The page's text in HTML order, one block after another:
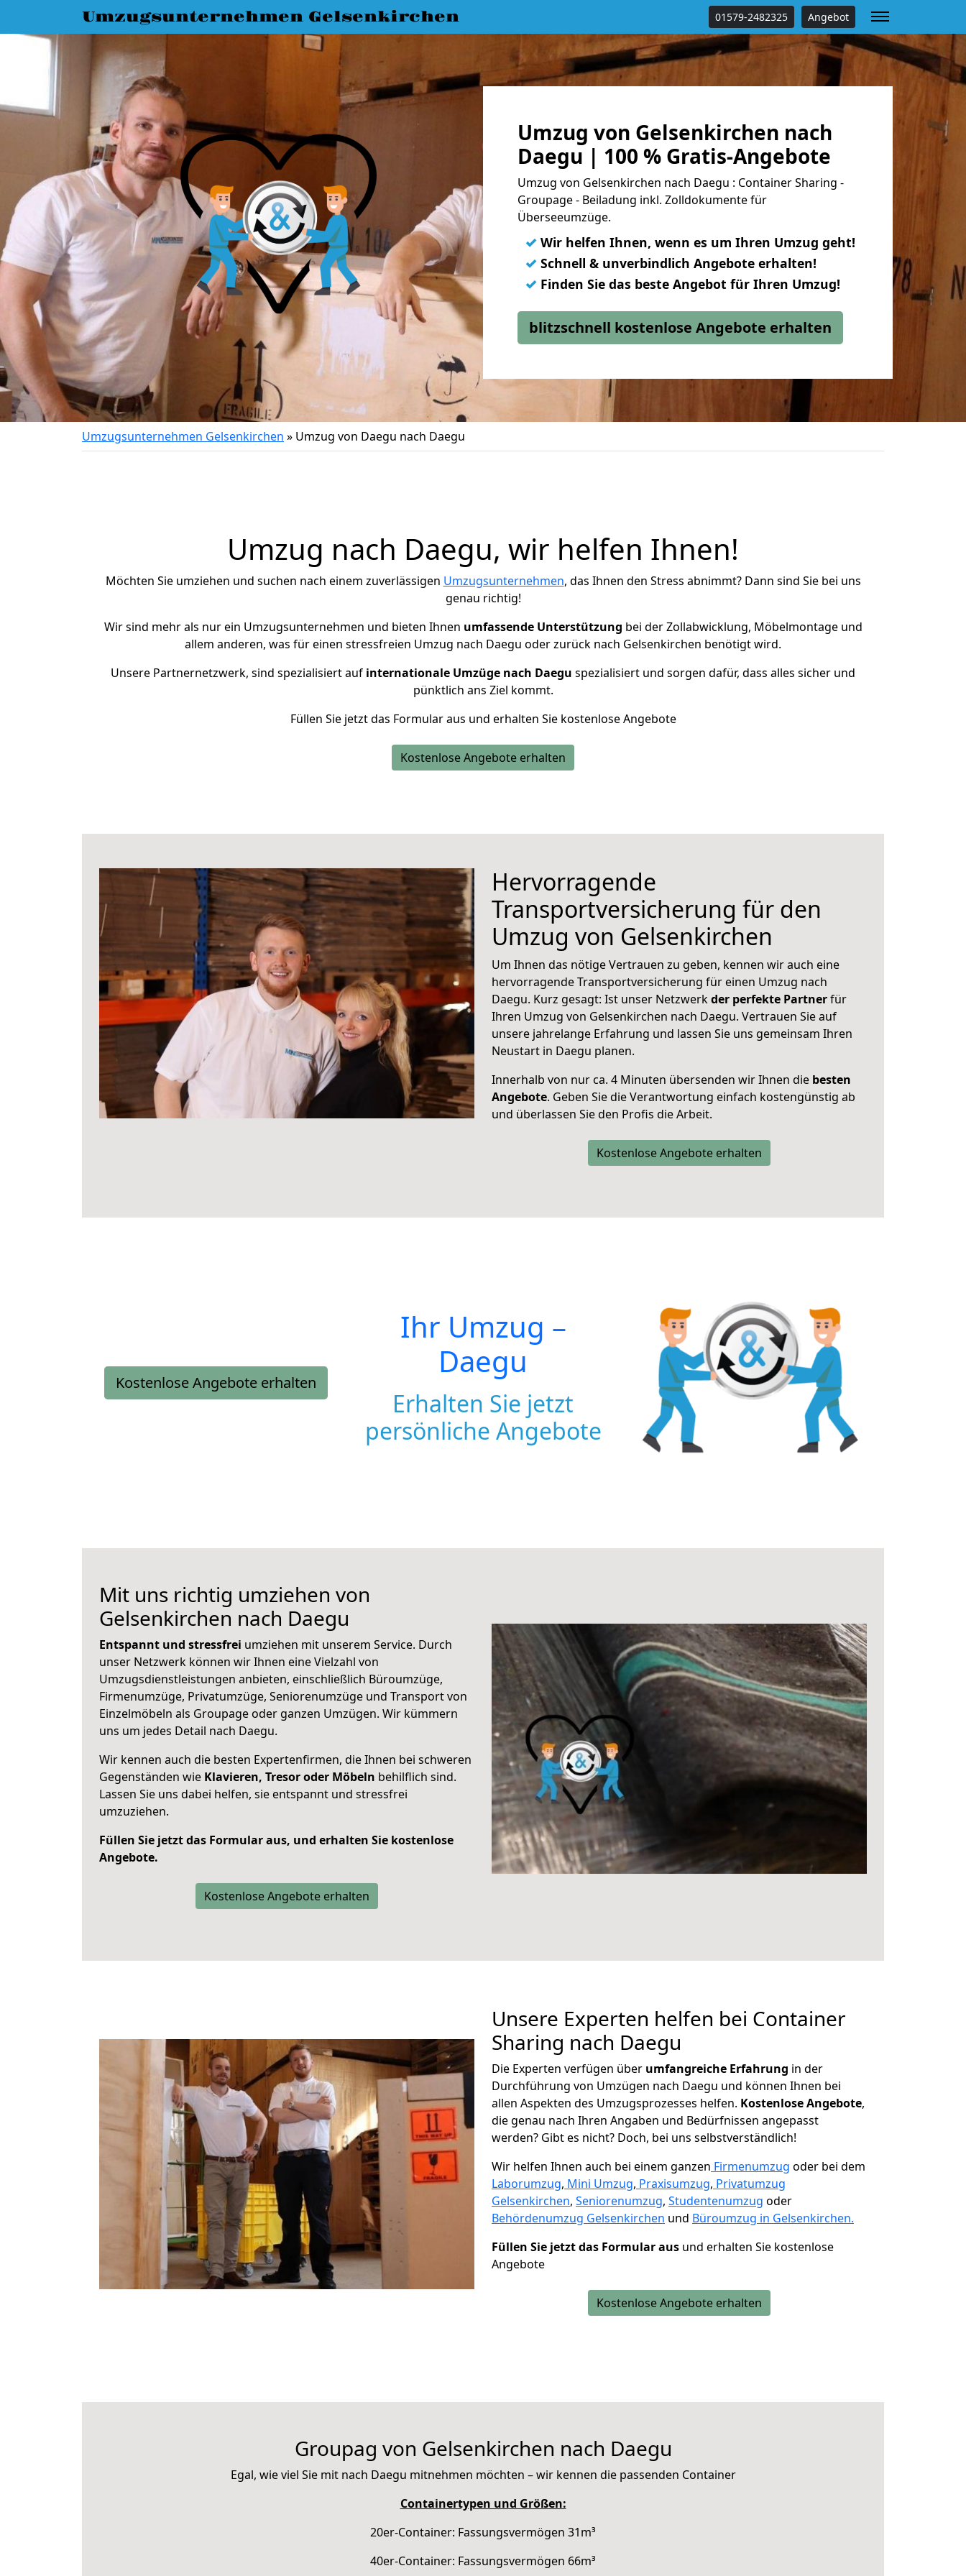
Umzugsunternehmen Gelsenkirchen 01579-2482325 Angebot
Umzug von Gelsenkirchen nach
Daegu | 100 % Gratis-Angebote
Umzug von Gelsenkirchen nach Daegu : Container Sharing -
Groupage - Beiladung inkl. Zolldokumente für
Überseeumzüge.
✓ Wir helfen Ihnen, wenn es um Ihren Umzug geht!
✓ Schnell & unverbindlich Angebote erhalten!
✓ Finden Sie das beste Angebot für Ihren Umzug!
blitzschnell kostenlose Angebote erhalten
Umzugsunternehmen Gelsenkirchen » Umzug von Daegu nach Daegu
Umzug nach Daegu, wir helfen Ihnen!
Möchten Sie umziehen und suchen nach einem zuverlässigen Umzugsunternehmen, das Ihnen den Stress abnimmt? Dann sind Sie bei uns
genau richtig!
Wir sind mehr als nur ein Umzugsunternehmen und bieten Ihnen umfassende Unterstützung bei der Zollabwicklung, Möbelmontage und
allem anderen, was für einen stressfreien Umzug nach Daegu oder zurück nach Gelsenkirchen benötigt wird.
Unsere Partnernetzwerk, sind spezialisiert auf internationale Umzüge nach Daegu spezialisiert und sorgen dafür, dass alles sicher und
pünktlich ans Ziel kommt.
Füllen Sie jetzt das Formular aus und erhalten Sie kostenlose Angebote
Kostenlose Angebote erhalten
Hervorragende
Transportversicherung für den
Umzug von Gelsenkirchen
Um Ihnen das nötige Vertrauen zu geben, kennen wir auch eine
hervorragende Transportversicherung für einen Umzug nach
Daegu. Kurz gesagt: Ist unser Netzwerkder perfekte Partnerfür
Ihren Umzug von Gelsenkirchen nach Daegu. Vertrauen Sie auf
unsere jahrelange Erfahrung und lassen Sie uns gemeinsam Ihren
Neustart in Daegu planen.
Innerhalb von nur ca. 4 Minuten übersenden wir Ihnen die besten
Angebote. Geben Sie die Verantwortung einfach kostengünstig ab
und überlassen Sie den Profis die Arbeit.
Kostenlose Angebote erhalten
Kostenlose Angebote erhalten
Ihr Umzug –
Daegu
Erhalten Sie jetzt
persönliche Angebote
Mit uns richtig umziehen von
Gelsenkirchen nach Daegu
Entspannt und stressfrei umziehen mit unserem Service. Durch
unser Netzwerk können wir Ihnen eine Vielzahl von
Umzugsdienstleistungen anbieten, einschließlich Büroumzüge,
Firmenumzüge, Privatumzüge, Seniorenumzüge und Transport von
Einzelmöbeln als Groupage oder ganzen Umzügen. Wir kümmern
uns um jedes Detail nach Daegu.
Wir kennen auch die besten Expertenfirmen, die Ihnen bei schweren
Gegenständen wie Klavieren, Tresor oder Möbeln behilflich sind.
Lassen Sie uns dabei helfen, sie entspannt und stressfrei
umzuziehen.
Füllen Sie jetzt das Formular aus, und erhalten Sie kostenlose
Angebote.
Kostenlose Angebote erhalten
Unsere Experten helfen bei Container
Sharing nach Daegu
Die Experten verfügen über umfangreiche Erfahrung in der
Durchführung von Umzügen nach Daegu und können Ihnen bei
allen Aspekten des Umzugsprozesses helfen. Kostenlose Angebote,
die genau nach Ihren Angaben und Bedürfnissen angepasst
werden? Gibt es nicht? Doch, bei uns selbstverständlich!
Wir helfen Ihnen auch bei einem ganzen Firmenumzug oder bei dem
Laborumzug, Mini Umzug, Praxisumzug, Privatumzug
Gelsenkirchen, Seniorenumzug, Studentenumzug oder
Behördenumzug Gelsenkirchen und Büroumzug in Gelsenkirchen.
Füllen Sie jetzt das Formular aus und erhalten Sie kostenlose
Angebote
Kostenlose Angebote erhalten
Groupag von Gelsenkirchen nach Daegu
Egal, wie viel Sie mit nach Daegu mitnehmen möchten – wir kennen die passenden Container
Containertypen und Größen:
20er-Container: Fassungsvermögen 31m³
40er-Container: Fassungsvermögen 66m³